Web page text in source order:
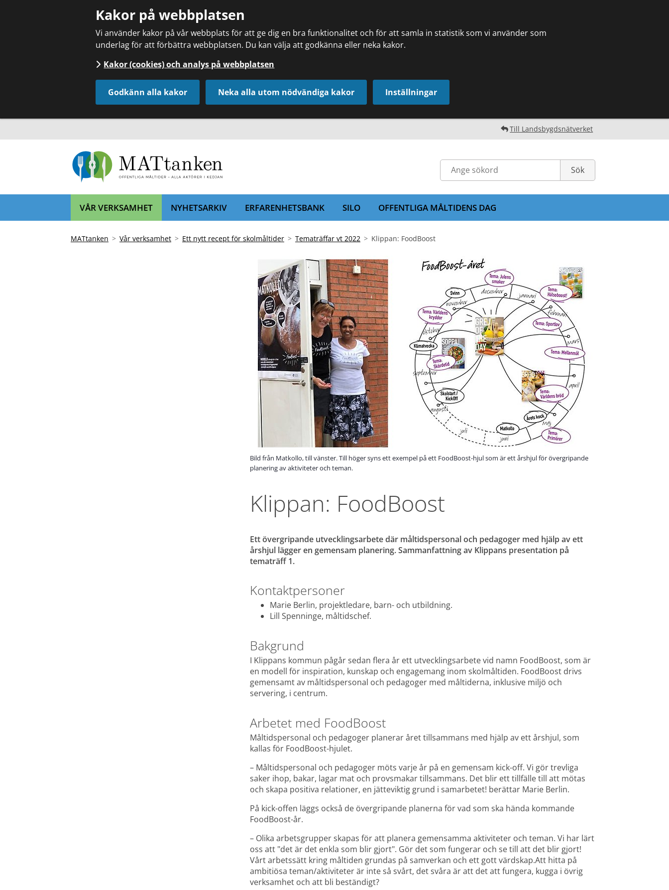
Kakor på webbplatsen
Vi använder kakor på vår webbplats för att ge dig en bra funktionalitet och för att samla in statistik som vi använder som
underlag för att förbättra webbplatsen. Du kan välja att godkänna eller neka kakor.
Kakor (cookies) och analys på webbplatsen
Godkänn alla kakor Neka alla utom nödvändiga kakor Inställningar
Till Landsbygdsnätverket
VÅR VERKSAMHET NYHETSARKIV ERFARENHETSBANK SILO OFFENTLIGA MÅLTIDENS DAG
MATtanken Vår verksamhet Ett nytt recept för skolmåltider Tematräffar vt 2022 Klippan: FoodBoost
Bild från Matkollo, till vänster. Till höger syns ett exempel på ett FoodBoost-hjul som är ett årshjul för övergripande
planering av aktiviteter och teman.
Klippan: FoodBoost
Ett övergripande utvecklingsarbete där måltidspersonal och pedagoger med hjälp av ett
årshjul lägger en gemensam planering. Sammanfattning av Klippans presentation på
tematräff 1.
Kontaktpersoner
Marie Berlin, projektledare, barn- och utbildning.
Lill Spenninge, måltidschef.
Bakgrund
I Klippans kommun pågår sedan flera år ett utvecklingsarbete vid namn FoodBoost, som är
en modell för inspiration, kunskap och engagemang inom skolmåltiden. FoodBoost drivs
gemensamt av måltidspersonal och pedagoger med måltiderna, inklusive miljö och
servering, i centrum.
Arbetet med FoodBoost
Måltidspersonal och pedagoger planerar året tillsammans med hjälp av ett årshjul, som
kallas för FoodBoost-hjulet.
– Måltidspersonal och pedagoger möts varje år på en gemensam kick-off. Vi gör trevliga
saker ihop, bakar, lagar mat och provsmakar tillsammans. Det blir ett tillfälle till att mötas
och skapa positiva relationer, en jätteviktig grund i samarbetet! berättar Marie Berlin.
På kick-offen läggs också de övergripande planerna för vad som ska hända kommande
FoodBoost-år.
– Olika arbetsgrupper skapas för att planera gemensamma aktiviteter och teman. Vi har lärt
oss att "det är det enkla som blir gjort". Gör det som fungerar och se till att det blir gjort!
Vårt arbetssätt kring måltiden grundas på samverkan och ett gott värdskap.Att hitta på
ambitiösa teman/aktiviteter är inte så svårt, det svåra är att det att fungera, kugga i övrig
verksamhet och att bli beständigt?